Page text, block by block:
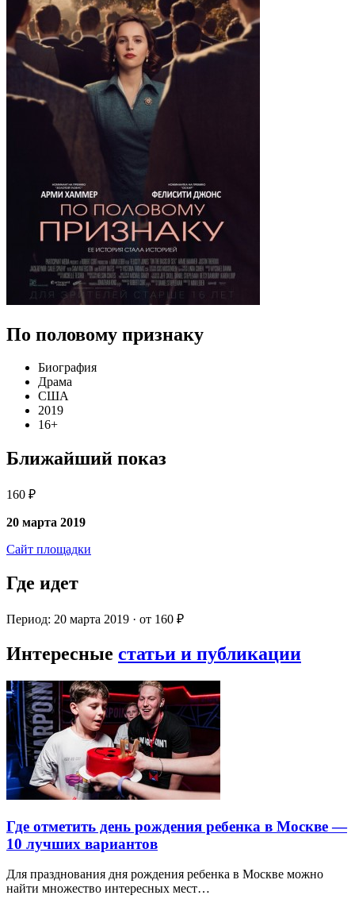
По половому признаку
Биография
Драма
США
2019
16+
Ближайший показ
160 ₽
20 марта 2019
Сайт площадки
Где идет
Период: 20 марта 2019 · от 160 ₽
Интересные статьи и публикации
Где отметить день рождения ребенка в Москве —
10 лучших вариантов
Для празднования дня рождения ребенка в Москве можно
найти множество интересных мест…